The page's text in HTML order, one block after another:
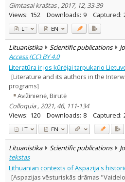
Gimtasai kraštas , 2017, 12, 33-39
Views: 152 Downloads: 9 Captured:
LT EN
Lituanistika Scientific publications
Access (CC) BY 4.0
Literatūra ir jos kūrėjai tarpukario
[Literature and its authors in the
programs]
Avižinienė, Birutė
Colloquia , 2021, 46, 111-134
Views: 120 Downloads: 8 Captured:
LT EN
Lituanistika Scientific publications
tekstas
Lithuanian contexts of Aspazija's
[Aspazijas vēsturiskās drāmas